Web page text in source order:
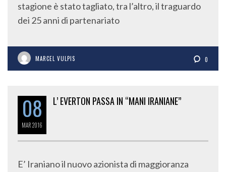
stagione è stato tagliato, tra l’altro, il traguardo
dei 25 anni di partenariato
MARCEL VULPIS 0
08
MAR2016
L’ EVERTON PASSA IN “MANI IRANIANE”
E’ Iraniano il nuovo azionista di maggioranza